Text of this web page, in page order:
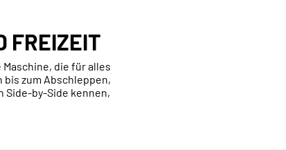
FREIZEIT
die für alles
bis zum Abschleppen,
Side-by-Side kennen,